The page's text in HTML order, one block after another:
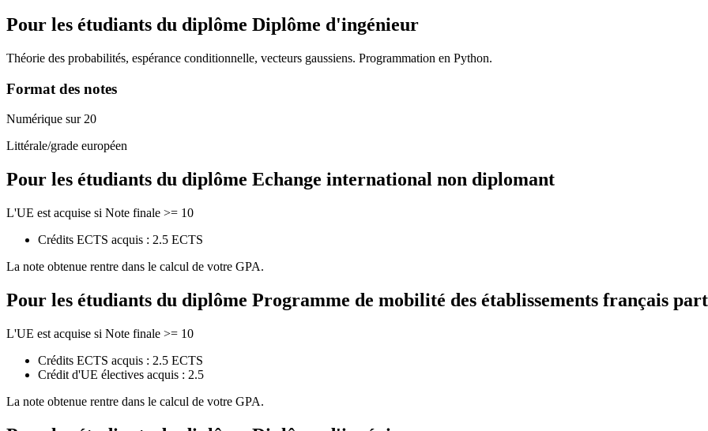
Pour les étudiants du diplôme Diplôme d'ingénieur
Théorie des probabilités, espérance conditionnelle, vecteurs gaussiens. Programmation en Python.
Format des notes
Numérique sur 20
Littérale/grade européen
Pour les étudiants du diplôme Echange international non diplomant
L'UE est acquise si Note finale >= 10
Crédits ECTS acquis : 2.5 ECTS
La note obtenue rentre dans le calcul de votre GPA.
Pour les étudiants du diplôme Programme de mobilité des établissements français
L'UE est acquise si Note finale >= 10
Crédits ECTS acquis : 2.5 ECTS
Crédit d'UE électives acquis : 2.5
La note obtenue rentre dans le calcul de votre GPA.